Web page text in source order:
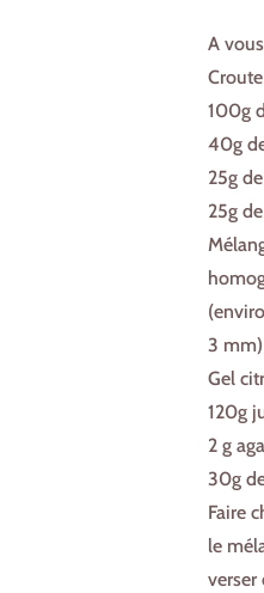
A
100g
40g
25g
25g
3
Gel
120g
2 g
30g
Faire
le
verser